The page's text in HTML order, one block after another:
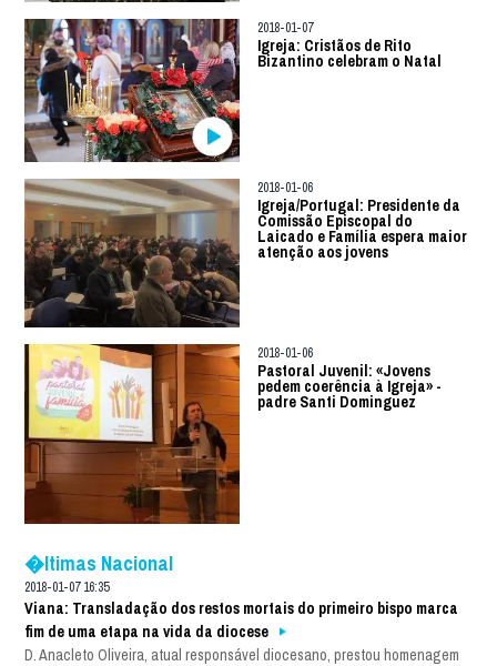
2018-01-07
Igreja: Cristãos de Rito
Bizantino celebram o Natal
2018-01-06
Igreja/Portugal: Presidente da
Comissão Episcopal do
Laicado e Família espera maior
atenção aos jovens
2018-01-06
Pastoral Juvenil: «Jovens
pedem coerência à Igreja» -
padre Santi Dominguez
�ltimas Nacional
2018-01-07 16:35
Viana: Transladação dos restos mortais do primeiro bispo marca
fim de uma etapa na vida da diocese
D. Anacleto Oliveira, atual responsável diocesano, prestou homenagem